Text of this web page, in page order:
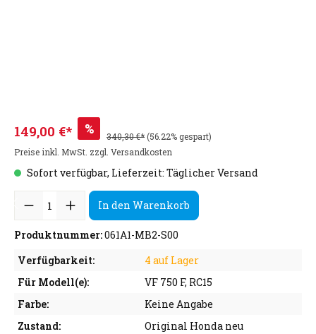
149,00 €* % 340,30 €*(56.22% gespart)
Preise inkl. MwSt. zzgl. Versandkosten
Sofort verfügbar, Lieferzeit: Täglicher Versand
In den Warenkorb
Produktnummer:061A1-MB2-S00
Verfügbarkeit:
4 auf Lager
Für Modell(e):
VF 750 F, RC15
Farbe:
Keine Angabe
Zustand:
Original Honda neu